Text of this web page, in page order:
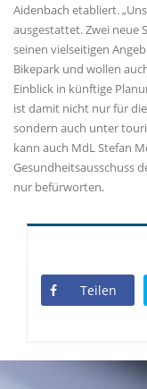
Aidenbach etabliert.
ausgestattet. Zwei neue
seinen vielseitigen
Bikepark und wollen
Einblick in künftige
ist damit nicht nur für
sondern auch unter
kann auch MdL Stefan
Gesundheitsausschuss
nur befürworten.
Teilen